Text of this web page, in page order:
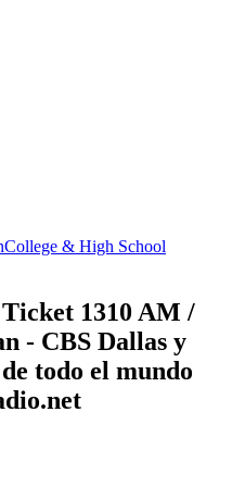
College & High School
1310 AM /
- CBS Dallas y
todo el mundo